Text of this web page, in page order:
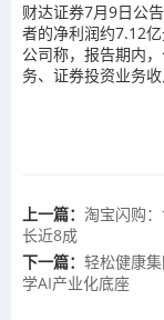
财达证券7月9日公
者的净利润约7.12
公司称，报告期内
务、证券投资业务
上一篇： 淘宝闪购
长近8成
下一篇： 轻松健康
学AI产业化底座